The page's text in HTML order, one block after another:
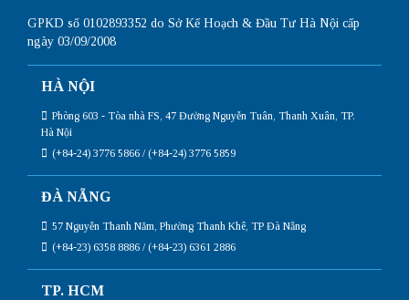
GPKD số 0102893352 do Sở Kế Hoạch & Đầu Tư Hà Nội cấp
ngày 03/09/2008
HÀ NỘI
Phòng 603 - Tòa nhà FS, 47 Đường Nguyễn Tuân, Thanh Xuân, TP.
Hà Nội
(+84-24) 3776 5866 / (+84-24) 3776 5859
ĐÀ NẴNG
57 Nguyễn Thanh Năm, Phường Thanh Khê, TP Đà Nẵng
(+84-23) 6358 8886 / (+84-23) 6361 2886
TP. HCM